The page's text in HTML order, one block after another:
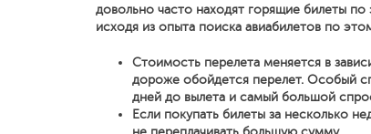
довольно часто находят горящие билеты
исходя из опыта поиска авиабилетов по
Стоимость перелета меняется в
дороже обойдется перелет. Особый
дней до вылета и самый большой
Если покупать билеты за несколько